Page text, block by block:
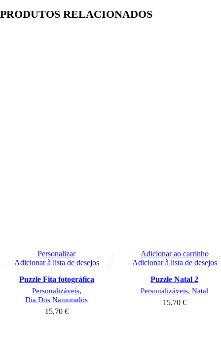
PRODUTOS RELACIONADOS
Personalizar
Adicionar à lista de desejos
Puzzle Fita fotográfica
Personalizáveis,
Dia Dos Namorados
15,70 €
Adicionar ao carrinho
Adicionar à lista de desejos
Puzzle Natal 2
Personalizáveis, Natal
15,70 €